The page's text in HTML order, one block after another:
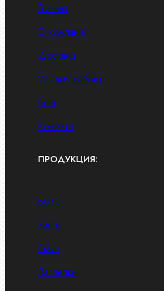
Главная
О компании
Доставка
Условия работы
Блог
Контакты
ПРОДУКЦИЯ:
Болты
Винты
Гайки
Заклепки